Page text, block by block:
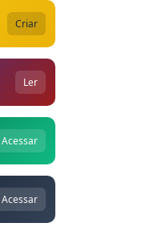
Criar
Ler
Acessar
Acessar